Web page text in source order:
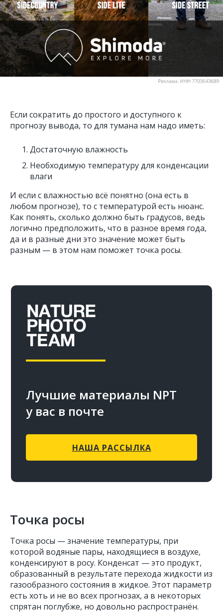
Если сократить до простого и доступного к
прогнозу вывода, то для тумана нам надо иметь:
Достаточную влажность
Необходимую температуру для конденсации
влаги
И если с влажностью всё понятно (она есть в
любом прогнозе), то с температурой есть нюанс.
Как понять, сколько должно быть градусов, ведь
логично предположить, что в разное время года,
да и в разные дни это значение может быть
разным — в этом нам поможет точка росы.
Лучшие материалы NPT
у вас в почте
НАША РАССЫЛКА
Точка росы
Точка росы — значение температуры, при
которой водяные пары, находящиеся в воздухе,
конденсируют в росу. Конденсат — это продукт,
образованный в результате перехода жидкости из
газообразного состояния в жидкое. Этот параметр
есть хоть и не во всех прогнозах, а в некоторых
спрятан поглубже, но довольно распространён.